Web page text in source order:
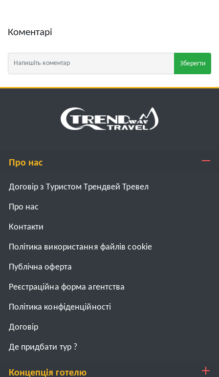
Коментарі
Зберегти
Про нас
Договір з Туристом Трендвей Тревел
Про нас
Контакти
Політика використання файлів cookie
Публічна оферта
Реєстраційна форма агентства
Політика конфіденційності
Договiр
Де придбати тур ?
Концепція готелю